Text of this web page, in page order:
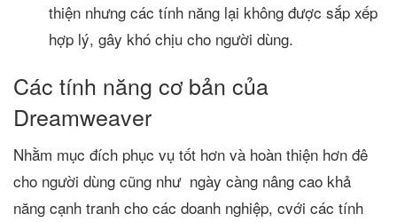
thiện nhưng các tính năng lại không được sắp xếp
hợp lý, gây khó chịu cho người dùng.
Các tính năng cơ bản của
Dreamweaver
Nhằm mục đích phục vụ tốt hơn và hoàn thiện hơn đê
cho người dùng cũng như ngày càng nâng cao khả
năng cạnh tranh cho các doanh nghiệp, cvới các tính